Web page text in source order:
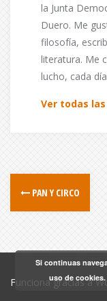
la Junta
Duero. Me
filosofía,
literatura. Me
lucho, cada
Ver todas
PAN Y CIRCO
Funciona gracias a
Si continuas
uso de cookies.